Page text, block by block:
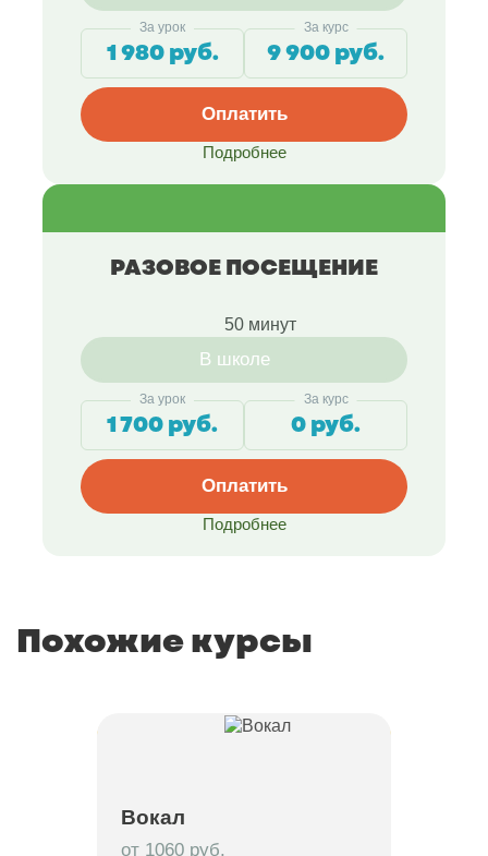
За урок
1 980 руб.
За курс
9 900 руб.
Оплатить
Подробнее
РАЗОВОЕ ПОСЕЩЕНИЕ
50 минут
В школе
За урок
1 700 руб.
За курс
0 руб.
Оплатить
Подробнее
Похожие курсы
Вокал
от 1060 руб.